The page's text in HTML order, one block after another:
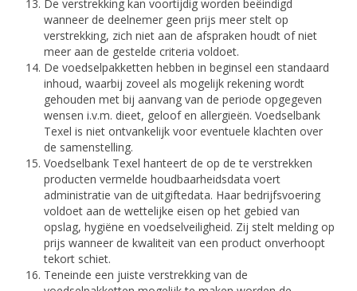
De verstrekking kan voortijdig worden beëindigd
wanneer de deelnemer geen prijs meer stelt op
verstrekking, zich niet aan de afspraken houdt of niet
meer aan de gestelde criteria voldoet.
De voedselpakketten hebben in beginsel een standaard
inhoud, waarbij zoveel als mogelijk rekening wordt
gehouden met bij aanvang van de periode opgegeven
wensen i.v.m. dieet, geloof en allergieën. Voedselbank
Texel is niet ontvankelijk voor eventuele klachten over
de samenstelling.
Voedselbank Texel hanteert de op de te verstrekken
producten vermelde houdbaarheidsdata voert
administratie van de uitgiftedata. Haar bedrijfsvoering
voldoet aan de wettelijke eisen op het gebied van
opslag, hygiëne en voedselveiligheid. Zij stelt melding op
prijs wanneer de kwaliteit van een product onverhoopt
tekort schiet.
Teneinde een juiste verstrekking van de